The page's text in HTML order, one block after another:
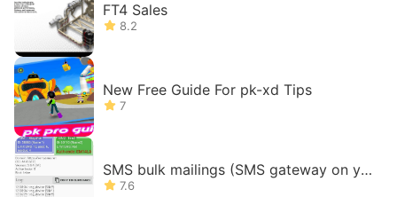
FT4 Sales
8.2
New Free Guide For pk-xd Tips
7
SMS bulk mailings (SMS gateway on yo
ur phone)
7.6